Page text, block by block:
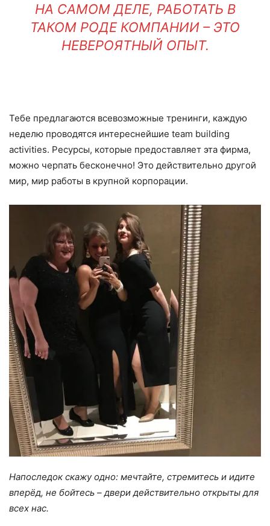
НА САМОМ ДЕЛЕ, РАБОТАТЬ В
ТАКОМ РОДЕ КОМПАНИИ – ЭТО
НЕВЕРОЯТНЫЙ ОПЫТ.
Тебе предлагаются всевозможные тренинги, каждую
неделю проводятся интереснейшие team building
activities. Ресурсы, которые предоставляет эта фирма,
можно черпать бесконечно! Это действительно другой
мир, мир работы в крупной корпорации.
Напоследок скажу одно: мечтайте, стремитесь и идите
вперёд, не бойтесь – двери действительно открыты для
всех нас.